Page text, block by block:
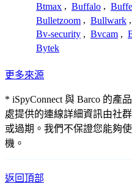
Btmax , Buffalo ,
Bulletzoom , Bullwark ,
Bv-security , Bvcam ,
Bytek
更多來源
* iSpyConnect 與 Barco 的產
處提供的連線詳細資訊由社
或過期。我們不保證您能夠
機。
返回頂部